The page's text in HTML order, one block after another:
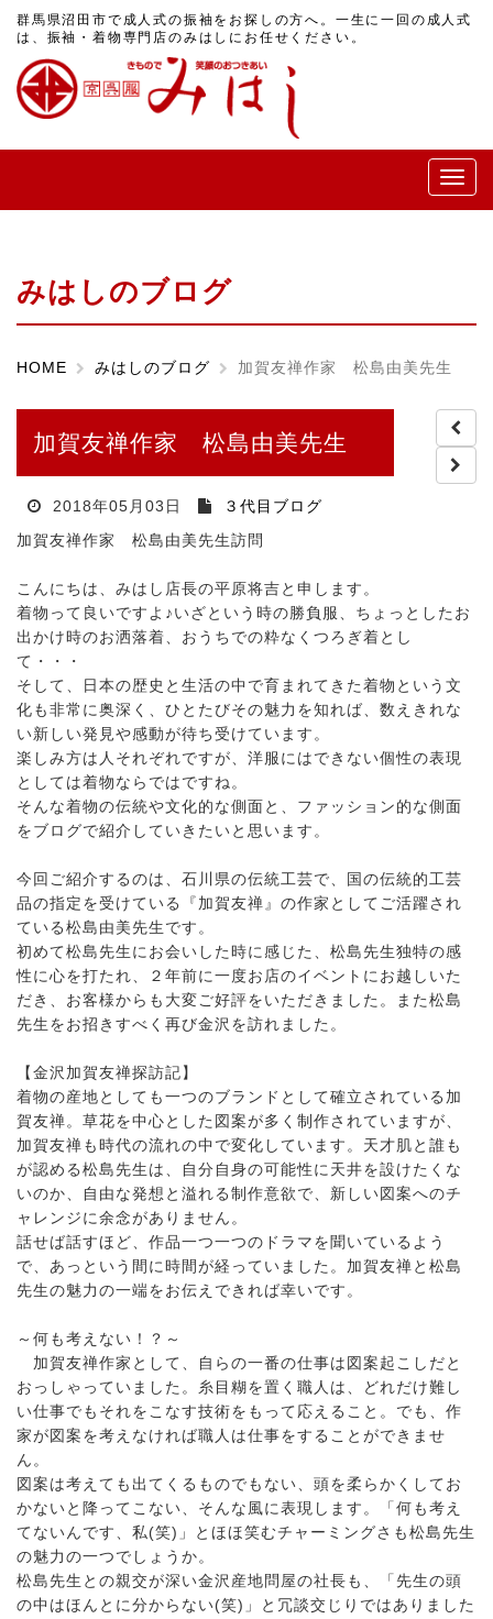
群馬県沼田市で成人式の振袖をお探しの方へ。一生に一回の成人式
は、振袖・着物専門店のみはしにお任せください。
メ
ニ
みはしのブログ
HOME みはしのブログ 加賀友禅作家 松島由美先生
加賀友禅作家 松島由美先生
2018年05月03日
３代目ブログ
加賀友禅作家 松島由美先生訪問
こんにちは、みはし店長の平原将吉と申します。
着物って良いですよ♪いざという時の勝負服、ちょっとしたお
出かけ時のお洒落着、おうちでの粋なくつろぎ着とし
て・・・
そして、日本の歴史と生活の中で育まれてきた着物という文
化も非常に奥深く、ひとたびその魅力を知れば、数えきれな
い新しい発見や感動が待ち受けています。
楽しみ方は人それぞれですが、洋服にはできない個性の表現
としては着物ならではですね。
そんな着物の伝統や文化的な側面と、ファッション的な側面
をブログで紹介していきたいと思います。
今回ご紹介するのは、石川県の伝統工芸で、国の伝統的工芸
品の指定を受けている『加賀友禅』の作家としてご活躍され
ている松島由美先生です。
初めて松島先生にお会いした時に感じた、松島先生独特の感
性に心を打たれ、２年前に一度お店のイベントにお越しいた
だき、お客様からも大変ご好評をいただきました。また松島
先生をお招きすべく再び金沢を訪れました。
【金沢加賀友禅探訪記】
着物の産地としても一つのブランドとして確立されている加
賀友禅。草花を中心とした図案が多く制作されていますが、
加賀友禅も時代の流れの中で変化しています。天才肌と誰も
が認める松島先生は、自分自身の可能性に天井を設けたくな
いのか、自由な発想と溢れる制作意欲で、新しい図案へのチ
ャレンジに余念がありません。
話せば話すほど、作品一つ一つのドラマを聞いているよう
で、あっという間に時間が経っていました。加賀友禅と松島
先生の魅力の一端をお伝えできれば幸いです。
～何も考えない！？～
加賀友禅作家として、自らの一番の仕事は図案起こしだと
おっしゃっていました。糸目糊を置く職人は、どれだけ難し
い仕事でもそれをこなす技術をもって応えること。でも、作
家が図案を考えなければ職人は仕事をすることができませ
ん。
図案は考えても出てくるものでもない、頭を柔らかくしてお
かないと降ってこない、そんな風に表現します。「何も考え
てないんです、私(笑)」とほほ笑むチャーミングさも松島先生
の魅力の一つでしょうか。
松島先生との親交が深い金沢産地問屋の社長も、「先生の頭
の中はほんとに分からない(笑)」と冗談交じりではありました